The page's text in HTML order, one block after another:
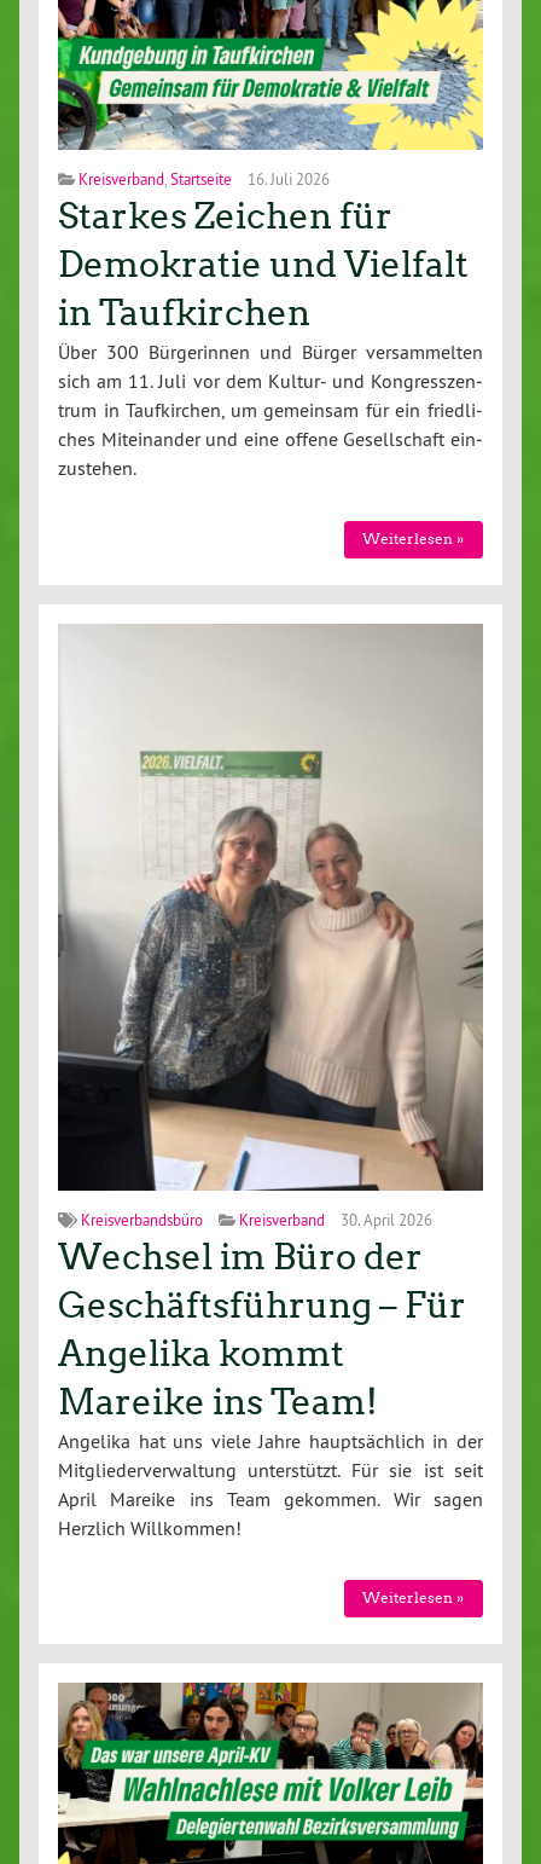
Kreisverband,Startseite 16. Juli 2026
Starkes Zeichen für
Demokratie und Vielfalt
in Taufkirchen
Über 300 Bür­ge­rin­nen und Bürger ver­sam­mel­ten
sich am 11. Juli vor dem Kultur- und Kon­gress­zen­
trum in Tauf­kir­chen, um gemeinsam für ein fried­li­
ches Mit­ein­an­der und eine offene Ge­sell­schaft ein­
zu­ste­hen.
Wei­ter­le­sen »
Kreisverbandsbüro Kreisverband 30. April 2026
Wechsel im Büro der
Geschäftsführung – Für
Angelika kommt
Mareike ins Team!
Angelika hat uns viele Jahre haupt­säch­lich in der
Mit­glie­der­ver­wal­tung un­ter­stützt. Für sie ist seit
April Mareike ins Team gekommen. Wir sagen
Herzlich Will­kom­men!
Wei­ter­le­sen »